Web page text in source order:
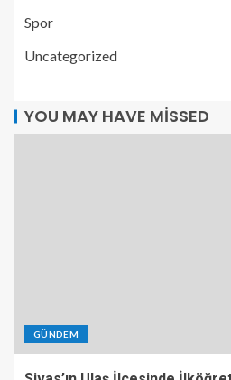
Spor
Uncategorized
YOU MAY HAVE MISSED
GÜNDEM